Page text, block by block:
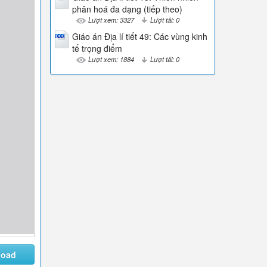
phân hoá đa dạng (tiếp theo)
Lượt xem: 3327 Lượt tải: 0
Giáo án Địa lí tiết 49: Các vùng kinh
tế trọng điểm
Lượt xem: 1884 Lượt tải: 0